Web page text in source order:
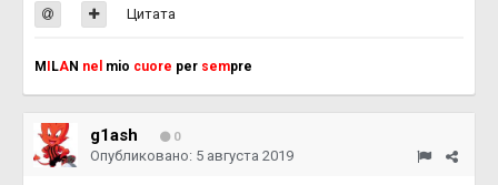
Цитата
M LAN nel mio cuore per sempre
g1ash 0
Опубликовано: 5 августа 2019